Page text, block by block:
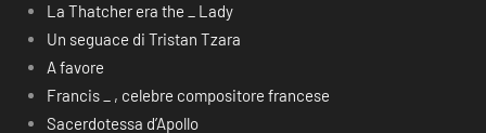
La Thatcher era the _ Lady
Un seguace di Tristan Tzara
A favore
Francis _ , celebre compositore francese
Sacerdotessa d’Apollo